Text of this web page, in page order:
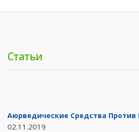
Статьи
Аюрведические Средства Против
02.11.2019